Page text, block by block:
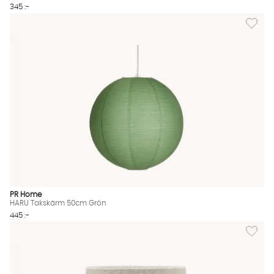
345 :-
Lägg
PR Home
HARU Takskärm 50cm Grön
445 :-
Lägg